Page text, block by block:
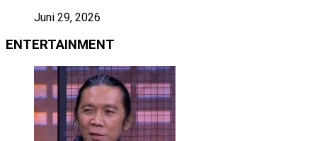
Juni 29, 2026
ENTERTAINMENT